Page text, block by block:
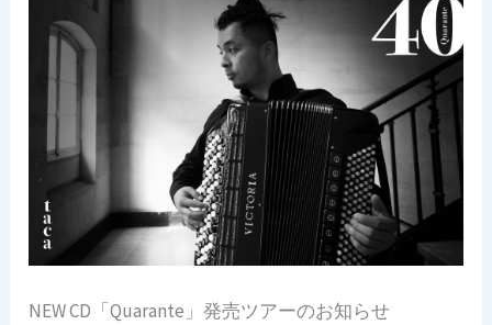
NEW CD「Quarante」発売ツアーのお知らせ